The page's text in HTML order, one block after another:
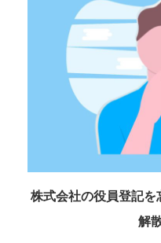
株式会社の役員登記を
解